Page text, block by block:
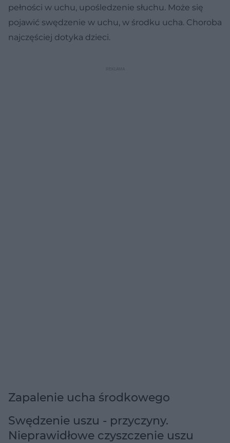
pełności w uchu, upośledzenie słuchu. Może się
pojawić swędzenie w uchu, w środku ucha. Choroba
najczęściej dotyka dzieci.
Zapalenie ucha środkowego
Swędzenie uszu - przyczyny.
Nieprawidłowe czyszczenie uszu